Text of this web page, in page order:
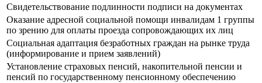
Свидетельствование подлинности подписи на документах
Оказание адресной социальной помощи инвалидам 1 группы
по зрению для оплаты проезда сопровождающих их лиц
Социальная адаптация безработных граждан на рынке труда
(информирование и прием заявлений)
Установление страховых пенсий, накопительной пенсии и
пенсий по государственному пенсионному обеспечению